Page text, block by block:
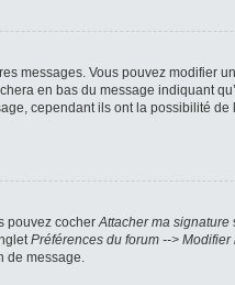
messages. Vous pouvez
en bas du message indiquant
cependant ils ont la possibilité
pouvez cocherAttacher ma signature
Préférences du forum -->
de message.